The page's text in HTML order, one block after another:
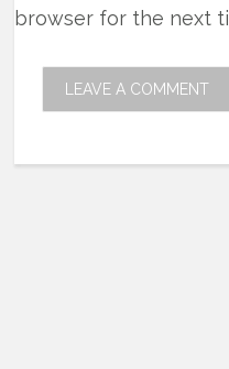
browser for the next